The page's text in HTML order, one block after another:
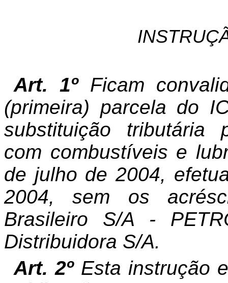
Art. 1º Ficam
(primeira) parcela do
substituição tributária
com combustíveis e
de julho de 2004,
2004, sem os
Brasileiro S/A -
Distribuidora S/A.
Art. 2º Esta instrução